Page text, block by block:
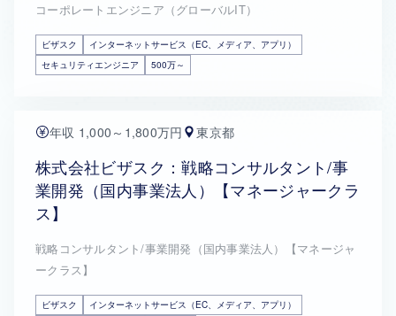
コーポレートエンジニア（グローバルIT）
ビザスク
インターネットサービス（EC、メディア、アプリ）
セキュリティエンジニア
500万～
年収 1,000～1,800万円 東京都
株式会社ビザスク：戦略コンサルタント/事
業開発（国内事業法人）【マネージャークラ
ス】
戦略コンサルタント/事業開発（国内事業法人）【マネージャ
ークラス】
ビザスク
インターネットサービス（EC、メディア、アプリ）